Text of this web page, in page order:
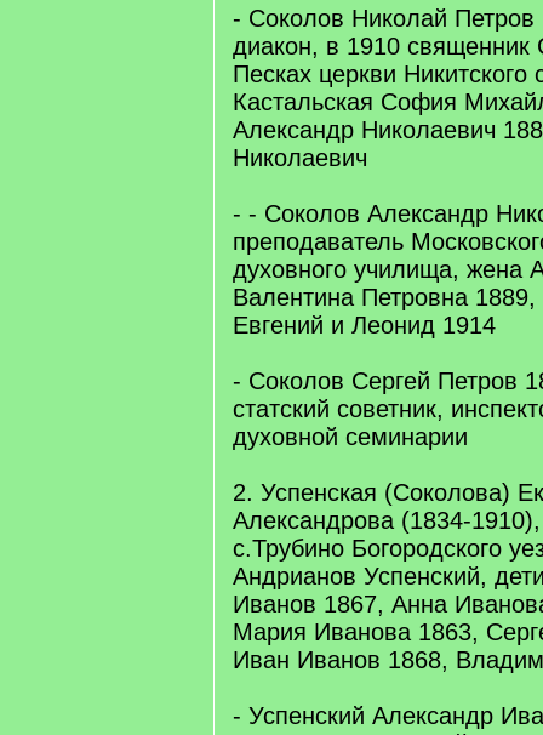
- Соколов Николай Петров
диакон, в 1910 священник
Песках церкви Никитского
Кастальская София
Александр Николаевич
Николаевич
- - Соколов Александр
преподаватель
духовного училища, жена
Валентина Петровна
Евгений и Леонид 1914
- Соколов Сергей Петров
статский советник,
духовной семинарии
2. Успенская (Соколова)
Александрова (1834-
с.Трубино Богородского
Андрианов Успенский,
Иванов 1867, Анна
Мария Иванова 1863,
Иван Иванов 1868,
- Успенский Александр